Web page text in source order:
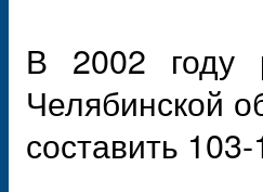
В 2002 году
Челябинской
составить